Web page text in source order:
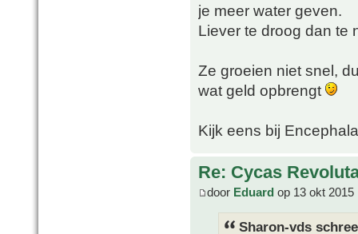
je meer water geven.
Liever te droog dan te
Ze groeien niet snel,
wat geld opbrengt
Kijk eens bij
Re: Cycas
door Eduard op 13 okt 2015
Sharon-vds